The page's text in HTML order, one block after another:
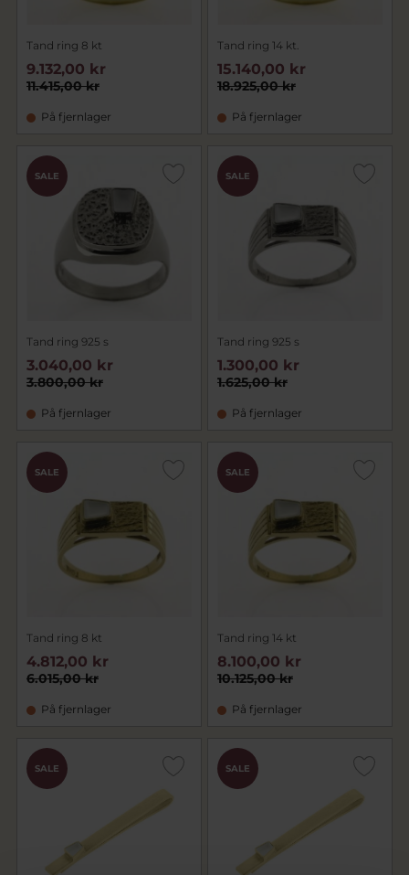
Tand ring 8 kt
11.415,00 kr
9.132,00 kr
På fjernlager
Tand ring 14 kt.
18.925,00 kr
15.140,00 kr
På fjernlager
SALE
Tand ring 925 s
3.800,00 kr
3.040,00 kr
På fjernlager
SALE
Tand ring 925 s
1.625,00 kr
1.300,00 kr
På fjernlager
SALE
Tand ring 8 kt
6.015,00 kr
4.812,00 kr
På fjernlager
SALE
Tand ring 14 kt
10.125,00 kr
8.100,00 kr
På fjernlager
SALE SALE